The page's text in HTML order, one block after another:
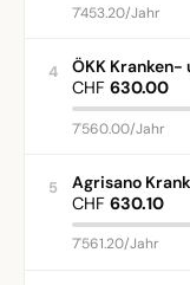
7'453.20/Jahr
4
ÖKK Kranken-
CHF 630.00
7'560.00/Jahr
5
Agrisano
CHF 630.10
7'561.20/Jahr